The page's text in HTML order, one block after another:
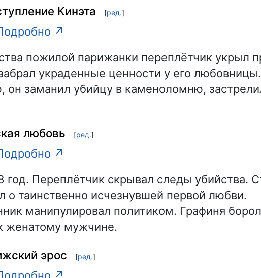
Кинэта [ред.]
↗
пожилой парижанки переплётчик укрыл
украденные ценности у его любовницы.
он заманил убийцу в каменоломню,
любовь [ред.]
↗
год. Переплётчик скрывал следы убийства.
о таинственно исчезнувшей первой любви.
манипулировал политиком. Графиня
женатому мужчине.
эрос [ред.]